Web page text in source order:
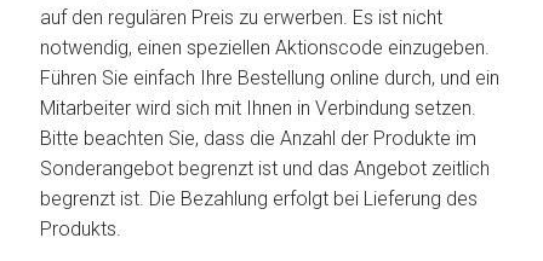
auf den regulären Preis zu erwerben. Es ist nicht
notwendig, einen speziellen Aktionscode einzugeben.
Führen Sie einfach Ihre Bestellung online durch, und ein
Mitarbeiter wird sich mit Ihnen in Verbindung setzen.
Bitte beachten Sie, dass die Anzahl der Produkte im
Sonderangebot begrenzt ist und das Angebot zeitlich
begrenzt ist. Die Bezahlung erfolgt bei Lieferung des
Produkts.